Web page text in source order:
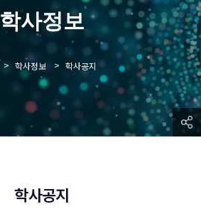
학사정보
> 학사정보 > 학사공지
학사공지